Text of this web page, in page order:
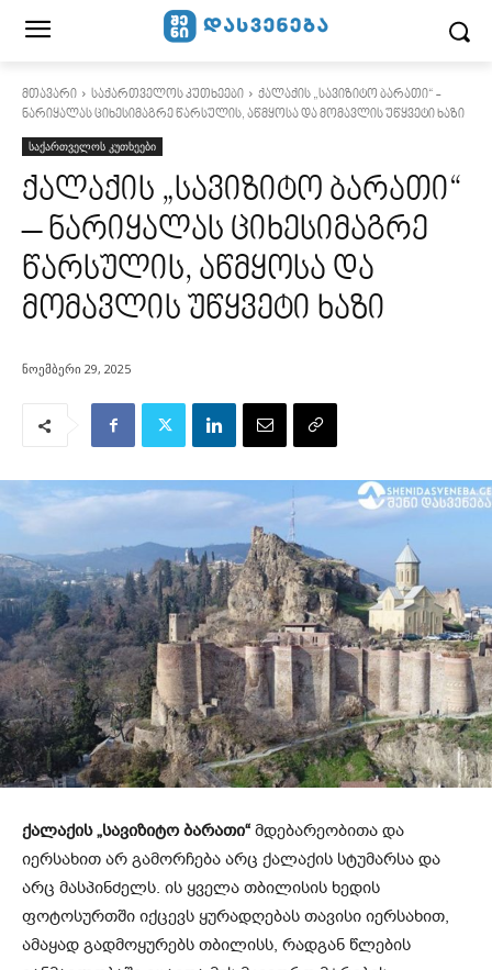
მთავარი საქართველოს კუთხეები
ქალაქის „სავიზიტო ბარათი“ -
ნარიყალას ციხესიმაგრე წარსულის, აწმყოსა და მომავლის უწყვეტი ხაზი
საქართველოს კუთხეები
ქალაქის „სავიზიტო ბარათი“
– ნარიყალას ციხესიმაგრე
წარსულის, აწმყოსა და
მომავლის უწყვეტი ხაზი
ნოემბერი 29, 2025
ქალაქის „სავიზიტო ბარათი“ მდებარეობითა და
იერსახით არ გამორჩება არც ქალაქის სტუმარსა და
არც მასპინძელს. ის ყველა თბილისის ხედის
ფოტოსურთში იქცევს ყურადღებას თავისი იერსახით,
ამაყად გადმოყურებს თბილისს, რადგან წლების